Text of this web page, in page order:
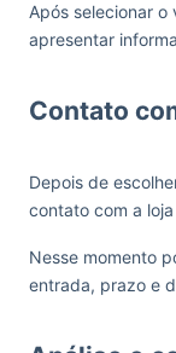
Após selecionar
apresentar
Contato
Depois de
contato com a
Nesse momento
entrada, prazo e